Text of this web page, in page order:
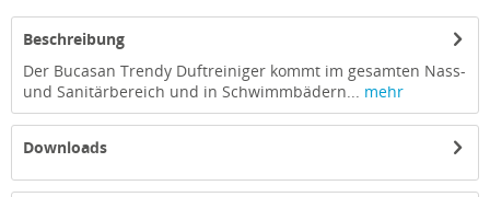
Beschreibung
Der Bucasan Trendy Duftreiniger kommt im gesamten Nass-
und Sanitärbereich und in Schwimmbädern... mehr
Downloads